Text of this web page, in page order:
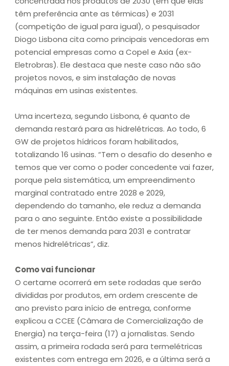
têm preferência ante as térmicas) e 2031
(competição de igual para igual), o pesquisador
Diogo Lisbona cita como principais vencedoras em
potencial empresas como a Copel e Axia (ex-
Eletrobras). Ele destaca que neste caso não são
projetos novos, e sim instalação de novas
máquinas em usinas existentes.
Uma incerteza, segundo Lisbona, é quanto de
demanda restará para as hidrelétricas. Ao todo, 6
GW de projetos hídricos foram habilitados,
totalizando 16 usinas. “Tem o desafio do desenho e
temos que ver como o poder concedente vai fazer,
porque pela sistemática, um empreendimento
marginal contratado entre 2028 e 2029,
dependendo do tamanho, ele reduz a demanda
para o ano seguinte. Então existe a possibilidade
de ter menos demanda para 2031 e contratar
menos hidrelétricas”, diz.
Como vai funcionar
O certame ocorrerá em sete rodadas que serão
divididas por produtos, em ordem crescente de
ano previsto para início de entrega, conforme
explicou a CCEE (Câmara de Comercialização de
Energia) na terça-feira (17) a jornalistas. Sendo
assim, a primeira rodada será para termelétricas
existentes com entrega em 2026, e a última será a